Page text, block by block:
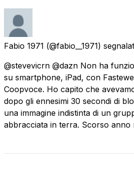
Fabio 1971 (@fabio__1971)
@stevevicrn @dazn Non ha
su smartphone, iPad, con
Coopvoce. Ho capito che
dopo gli ennesimi 30 secondi di
una immagine indistinta di un
abbracciata in terra. Scorso anno